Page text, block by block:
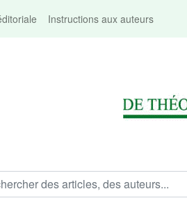
Instructions aux auteurs